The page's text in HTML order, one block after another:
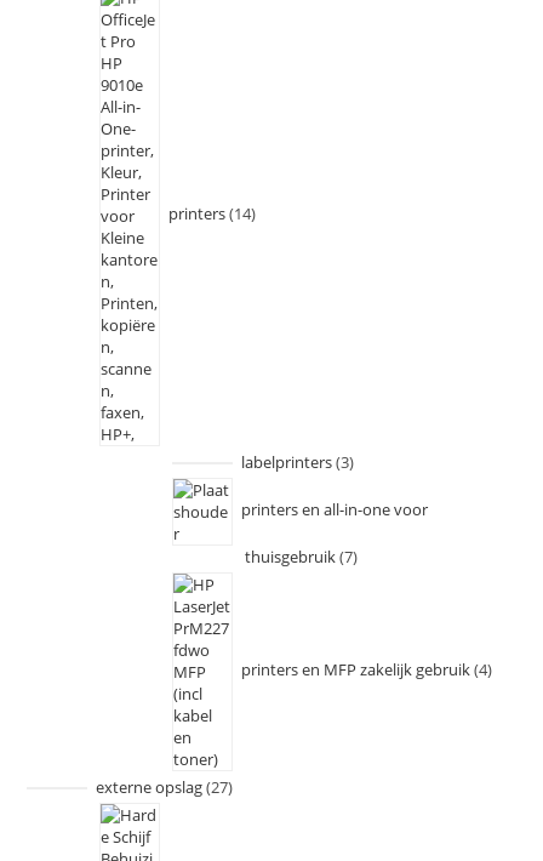
printers 14
labelprinters 3
printers en all-in-one voor
thuisgebruik 7
printers en MFP zakelijk gebruik 4
externe opslag 27